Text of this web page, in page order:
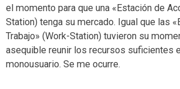
el momento para que una «Estación de
Station) tenga su mercado. Igual que las
Trabajo» (Work-Station) tuvieron su
asequible reunir los recursos suficientes
monousuario. Se me ocurre.